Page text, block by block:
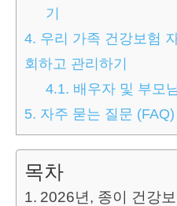
기
4. 우리 가족 건강보험
회하고 관리하기
4.1. 배우자 및 부모
5. 자주 묻는 질문 (FAQ)
목차
2026년, 종이 건강